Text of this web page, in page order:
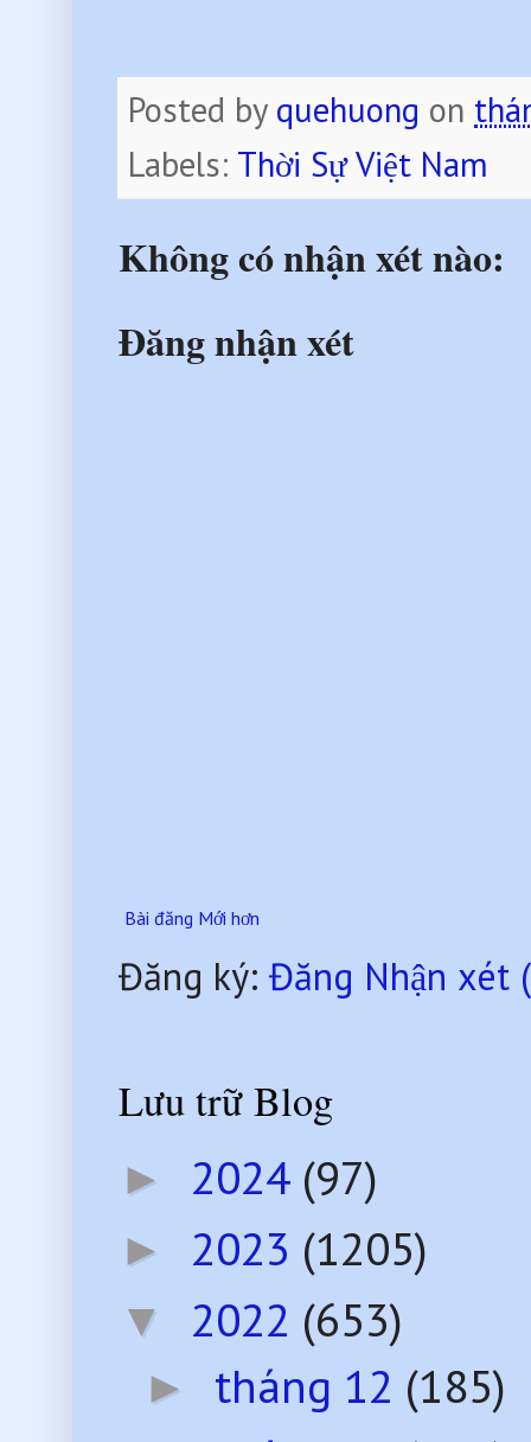
Posted by quehuong on
Labels: Thời Sự Việt Nam
Không có nhận xét nào:
Đăng nhận xét
Bài đăng Mới hơn
Đăng ký:Đăng Nhận xét
Lưu trữ Blog
► 2024 (97)
► 2023 (1205)
▼ 2022 (653)
► tháng 12 (185)